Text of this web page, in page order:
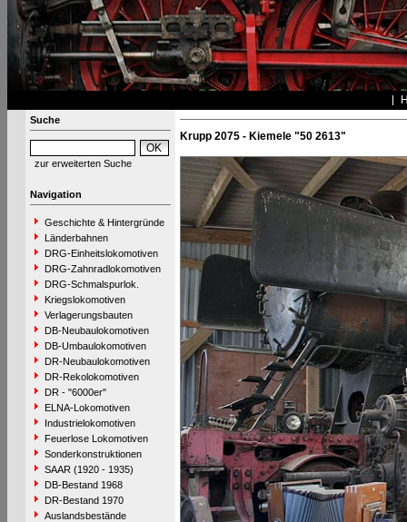
Suche
zur erweiterten Suche
Navigation
Geschichte & Hintergründe
Länderbahnen
DRG-Einheitslokomotiven
DRG-Zahnradlokomotiven
DRG-Schmalspurlok.
Kriegslokomotiven
Verlagerungsbauten
DB-Neubaulokomotiven
DB-Umbaulokomotiven
DR-Neubaulokomotiven
DR-Rekolokomotiven
DR - "6000er"
ELNA-Lokomotiven
Industrielokomotiven
Feuerlose Lokomotiven
Sonderkonstruktionen
SAAR (1920 - 1935)
DB-Bestand 1968
DR-Bestand 1970
Auslandsbestände
Krupp 2075 - Kiemele "50 2613"